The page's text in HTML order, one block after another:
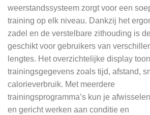
weerstandssysteem zorgt voor een
training op elk niveau. Dankzij het
zadel en de verstelbare zithouding is
geschikt voor gebruikers van
lengtes. Het overzichtelijke display
trainingsgegevens zoals tijd, afstand,
calorieverbruik. Met meerdere
trainingsprogramma’s kun je
en gericht werken aan conditie en